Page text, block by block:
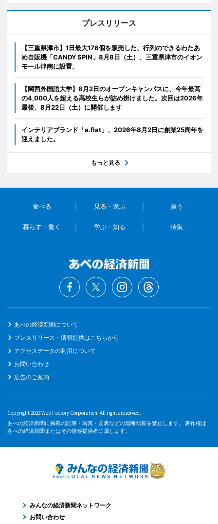
プレスリリース
【三重県津市】1日最大176個を販売した、行列のできるわたあ
め自販機「CANDY SPIN」8月8日（土）、三重県津市のイオン
モール津南に設置。
【関西外国語大学】8月2日のオープンキャンパスに、今年最高
の4,000人を超える高校生らが詰め掛けました。次回は2026年
最後、8月22日（土）に開催します
インテリアブランド「a.flat」、2026年8月2日に創業25周年を
迎えました。
もっと見る
食べる 見る・遊ぶ 買う
暮らす・働く 学ぶ・知る 特集
あべの経済新聞について
プレスリリース・情報提供はこちらから
アクセスデータの利用について
お問い合わせ
広告のご案内
Copyright 2023 Web Factory Corporation. All rights reserved.
あべの経済新聞に掲載の記事・写真・図表などの無断転載を禁止します。 著作権は
あべの経済新聞またはその情報提供者に属します。
みんなの経済新聞ネットワーク
お問い合わせ